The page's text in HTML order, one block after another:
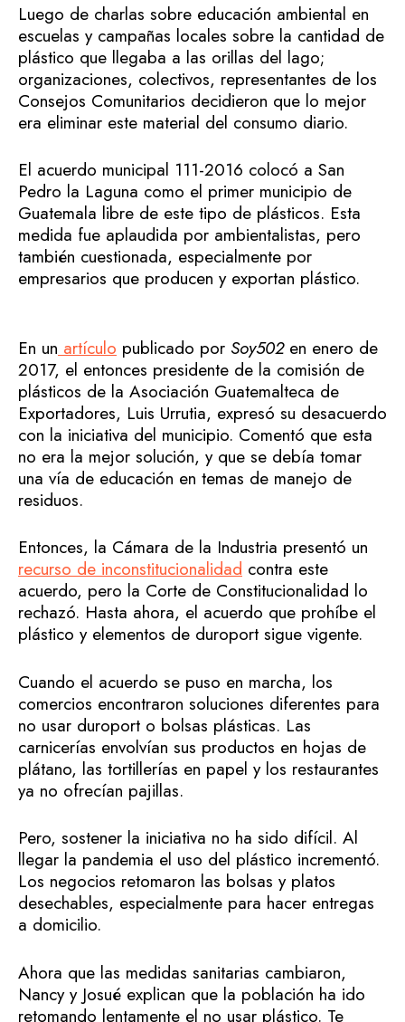
Luego de charlas sobre educación ambiental en
escuelas y campañas locales sobre la cantidad de
plástico que llegaba a las orillas del lago;
organizaciones, colectivos, representantes de los
Consejos Comunitarios decidieron que lo mejor
era eliminar este material del consumo diario.
El acuerdo municipal 111-2016 colocó a San
Pedro la Laguna como el primer municipio de
Guatemala libre de este tipo de plásticos. Esta
medida fue aplaudida por ambientalistas, pero
también cuestionada, especialmente por
empresarios que producen y exportan plástico.
En un artículo publicado por Soy502 en enero de
2017, el entonces presidente de la comisión de
plásticos de la Asociación Guatemalteca de
Exportadores, Luis Urrutia, expresó su desacuerdo
con la iniciativa del municipio. Comentó que esta
no era la mejor solución, y que se debía tomar
una vía de educación en temas de manejo de
residuos.
Entonces, la Cámara de la Industria presentó un
recurso de inconstitucionalidad contra este
acuerdo, pero la Corte de Constitucionalidad lo
rechazó. Hasta ahora, el acuerdo que prohíbe el
plástico y elementos de duroport sigue vigente.
Cuando el acuerdo se puso en marcha, los
comercios encontraron soluciones diferentes para
no usar duroport o bolsas plásticas. Las
carnicerías envolvían sus productos en hojas de
plátano, las tortillerías en papel y los restaurantes
ya no ofrecían pajillas.
Pero, sostener la iniciativa no ha sido difícil. Al
llegar la pandemia el uso del plástico incrementó.
Los negocios retomaron las bolsas y platos
desechables, especialmente para hacer entregas
a domicilio.
Ahora que las medidas sanitarias cambiaron,
Nancy y Josué explican que la población ha ido
retomando lentamente el no usar plástico. Te